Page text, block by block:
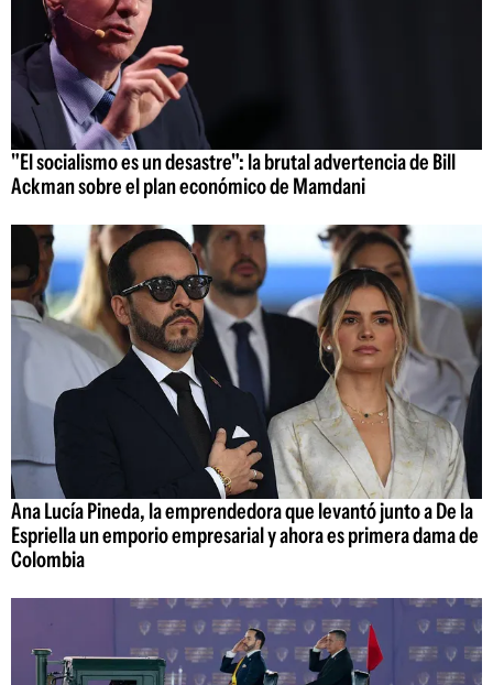
"El socialismo es un desastre": la brutal advertencia de Bill
Ackman sobre el plan económico de Mamdani
Ana Lucía Pineda, la emprendedora que levantó junto a De la
Espriella un emporio empresarial y ahora es primera dama de
Colombia